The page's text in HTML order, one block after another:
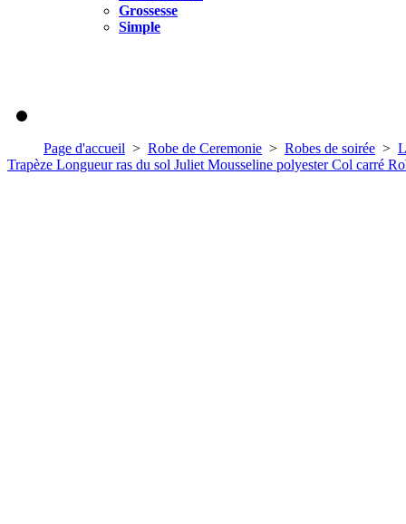
Grossesse
Simple
Page d'accueil > Robe de Ceremonie > Robes de soirée >
Trapèze Longueur ras du sol Juliet Mousseline polyester Col carré